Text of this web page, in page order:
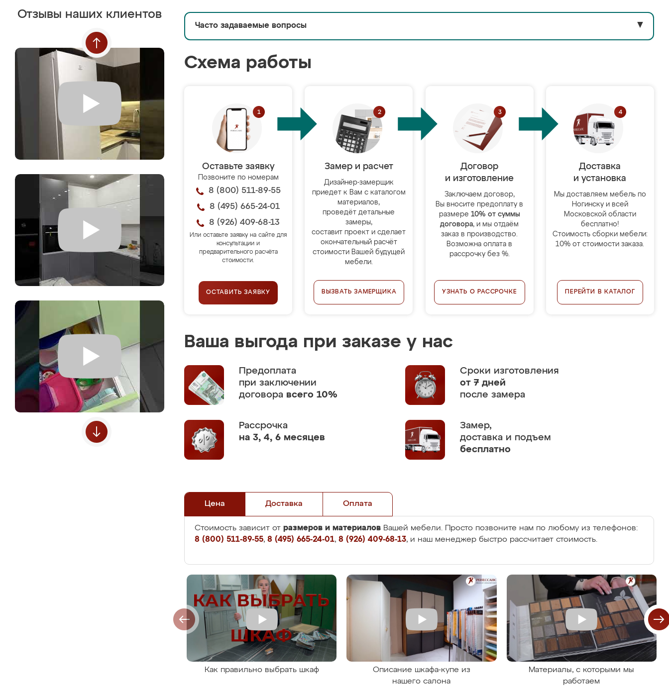
Отзывы наших клиентов
Часто задаваемые вопросы ▼
Схема работы
Оставьте заявку
Позвоните по номерам
8 (800) 511-89-55
8 (495) 665-24-01
8 (926) 409-68-13
Или оставьте заявку на сайте для
консультации и
предварительного расчёта
стоимости.
ОСТАВИТЬ ЗАЯВКУ
Замер и расчет
Дизайнер-замерщик
приедет к Вам с каталогом
материалов,
проведёт детальные
замеры,
составит проект и сделает
окончательный расчёт
стоимости Вашей будущей
мебели.
ВЫЗВАТЬ ЗАМЕРЩИКА
Договор
и изготовление
Заключаем договор,
Вы вносите предоплату в
размере 10% от суммы
договора, и мы отдаём
заказ в производство.
Возможна оплата в
рассрочку без %.
УЗНАТЬ О РАССРОЧКЕ
Доставка
и установка
Мы доставляем мебель по
Ногинску и всей
Московской области
бесплатно!
Стоимость сборки мебели:
10% от стоимости заказа.
ПЕРЕЙТИ В КАТАЛОГ
Ваша выгода при заказе у нас
Предоплата
при заключении
договора всего 10%
Сроки изготовления
от 7 дней
после замера
Рассрочка
на 3, 4, 6 месяцев
Замер,
доставка и подъем
бесплатно
Цена Доставка Оплата
Стоимость зависит от размеров и материалов Вашей мебели. Просто позвоните нам по любому из телефонов:
8 (800) 511-89-55, 8 (495) 665-24-01, 8 (926) 409-68-13, и наш менеджер быстро рассчитает стоимость.
Как правильно выбрать шкаф
Описание шкафа-купе из
нашего салона
Материалы, с которыми мы
работаем